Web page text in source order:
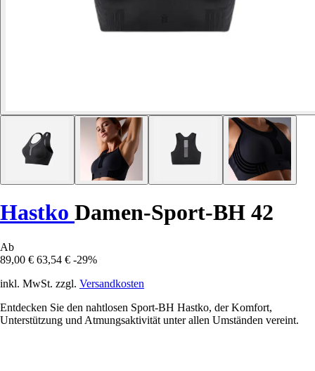
Hastko Damen-Sport-BH 42
Ab
89,00 € 63,54 € -29%
inkl. MwSt. zzgl. Versandkosten
Entdecken Sie den nahtlosen Sport-BH Hastko, der Komfort,
Unterstützung und Atmungsaktivität unter allen Umständen vereint.